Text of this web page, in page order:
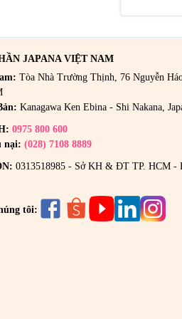
JAPANA VIỆT NAM
Tòa Nhà Trường Thịnh, 76 Nguyễn
Kanagawa Ken Ebina - Shi Nakana,
0975 800 600
nại: (028) 7108 8889
0313518985 - Sở KH & ĐT TP. HCM -
tôi: